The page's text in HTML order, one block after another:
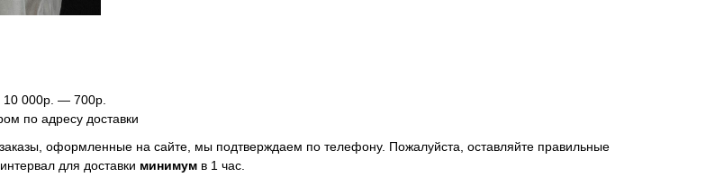
10 000р. — 700р.
по адресу доставки
оформленные на сайте, мы подтверждаем по телефону. Пожалуйста, оставляйте правильные
для доставки минимум в 1 час.